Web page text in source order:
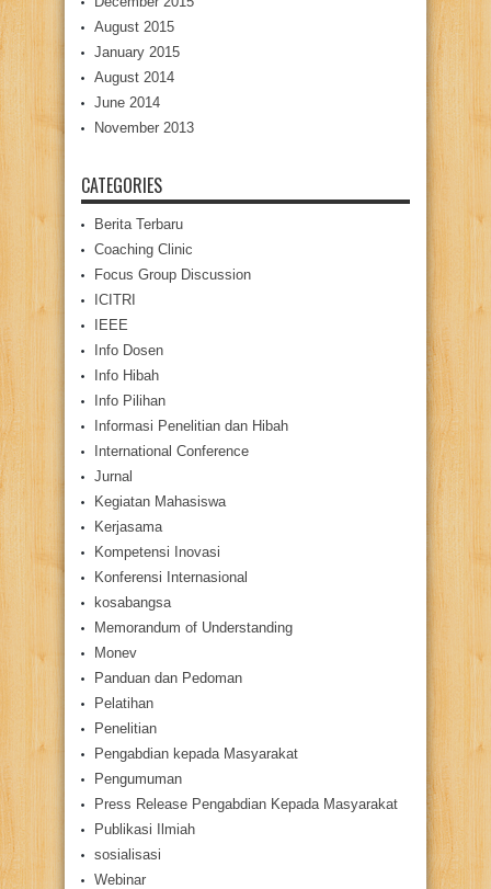
August 2015
January 2015
August 2014
June 2014
November 2013
CATEGORIES
Berita Terbaru
Coaching Clinic
Focus Group Discussion
ICITRI
IEEE
Info Dosen
Info Hibah
Info Pilihan
Informasi Penelitian dan Hibah
International Conference
Jurnal
Kegiatan Mahasiswa
Kerjasama
Kompetensi Inovasi
Konferensi Internasional
kosabangsa
Memorandum of Understanding
Monev
Panduan dan Pedoman
Pelatihan
Penelitian
Pengabdian kepada Masyarakat
Pengumuman
Press Release Pengabdian Kepada Masyarakat
Publikasi Ilmiah
sosialisasi
Webinar